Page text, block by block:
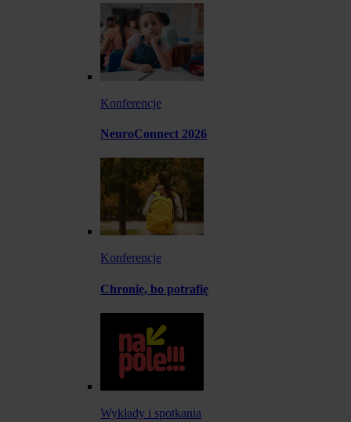
Konferencje
NeuroConnect 2026
Konferencje
Chronię, bo potrafię
Wykłady i spotkania